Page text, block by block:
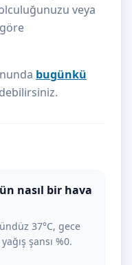
veya
bugünkü
nasıl bir hava
37°C, gece
şansı %0.